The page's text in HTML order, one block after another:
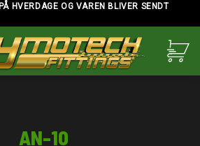
HVERDAGE OG VAREN BLIVER SENDT
AN-10